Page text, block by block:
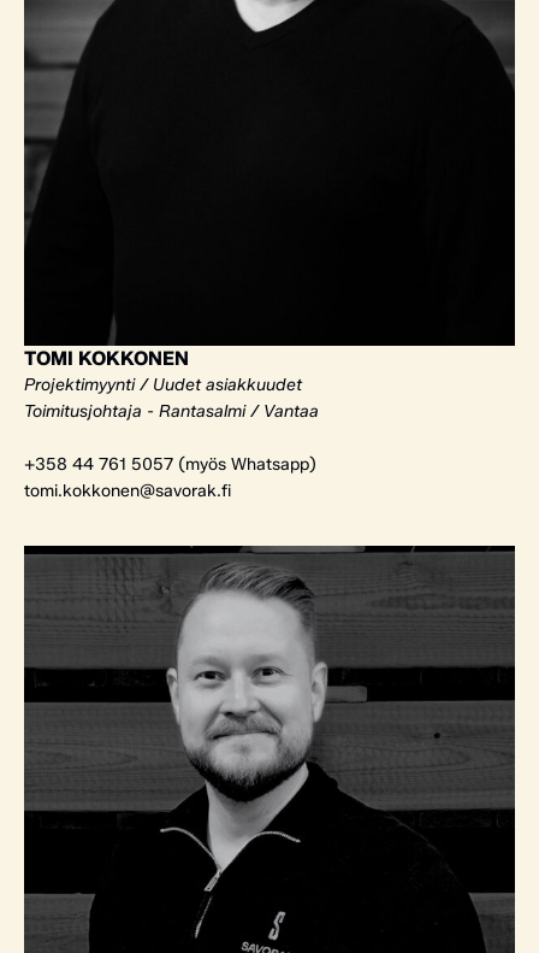
TOMI KOKKONEN
Projektimyynti / Uudet asiakkuudet
Toimitusjohtaja - Rantasalmi / Vantaa
+358 44 761 5057 (myös Whatsapp)
tomi.kokkonen@savorak.fi